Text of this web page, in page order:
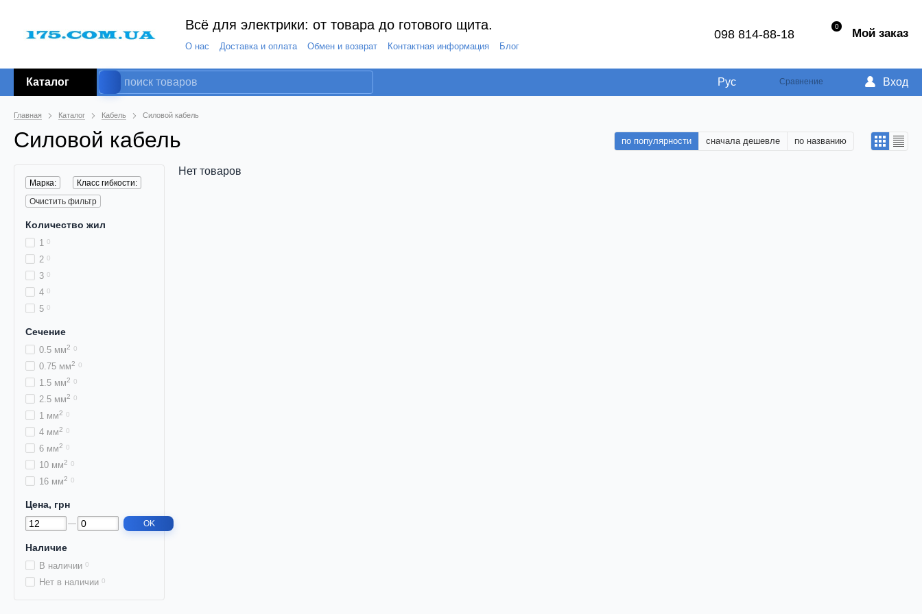
Всё для электрики: от товара до готового щита.
О нас Доставка и оплата Обмен и возврат Контактная информация Блог
098 814-88-18
0 Мой заказ
Каталог Рус Сравнение Вход
Главная Каталог Кабель Силовой кабель
Силовой кабель по популярности сначала дешевле по названию
Нет товаров
Марка:
Класс гибкости:
Очистить фильтр
Количество жил
1 0
2 0
3 0
4 0
5 0
Сечение
0.5 мм2 0
0.75 мм2 0
1.5 мм2 0
2.5 мм2 0
1 мм2 0
4 мм2 0
6 мм2 0
10 мм2 0
16 мм2 0
Цена, грн
OK
Наличие
В наличии 0
Нет в наличии 0